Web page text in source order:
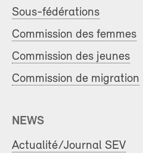
Sous-fédérations
Commission des femmes
Commission des jeunes
Commission de migration
NEWS
Actualité/Journal SEV